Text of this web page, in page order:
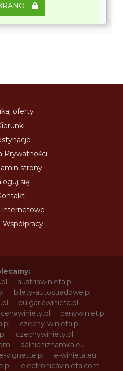
oferty
Prywatności
strony
się
Internetowe
austriawinieta.pl
bilety-autostradowe.pl
bulgariawinieta.pl
cenawiniety.pl
cenywiniet.pl
czechy-winieta.pl
czechywiniety.pl
dalnicniznamka.eu
e-vignette.pl
e-winieta.eu
electronicavinieta.com